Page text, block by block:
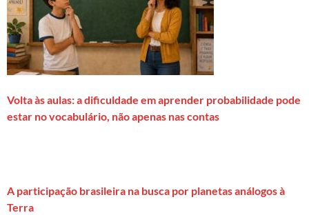
Volta às aulas: a dificuldade em aprender probabilidade pode
estar no vocabulário, não apenas nas contas
A participação brasileira na busca por planetas análogos à
Terra